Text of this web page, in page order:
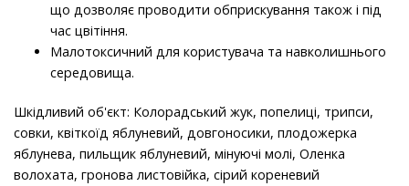
що дозволяє проводити обприскування також і під
час цвітіння.
Малотоксичний для користувача та навколишнього
середовища.
Шкідливий об'єкт: Колорадський жук, попелиці, трипси,
совки, квіткоїд яблуневий, довгоносики, плодожерка
яблунева, пильщик яблуневий, мінуючі молі, Оленка
волохата, гронова листовійка, сірий кореневий